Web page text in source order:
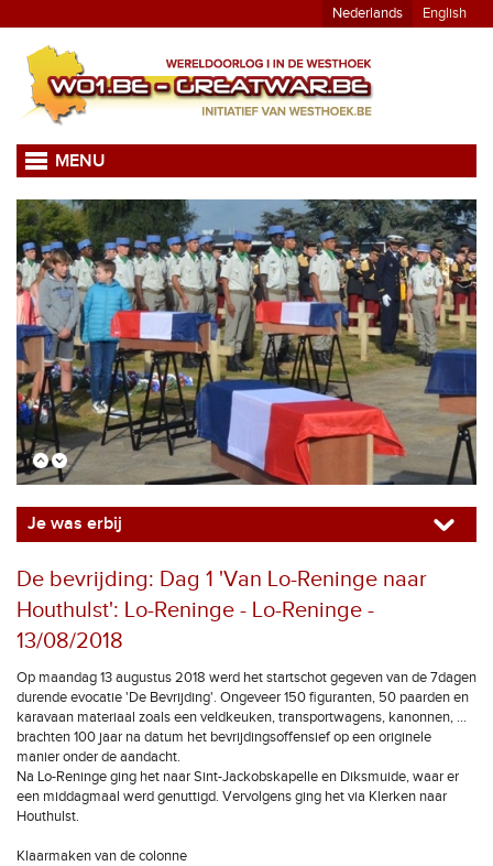
Nederlands English
MENU
Je was erbij
De bevrijding: Dag 1 'Van Lo-Reninge naar
Houthulst': Lo-Reninge - Lo-Reninge -
13/08/2018
Op maandag 13 augustus 2018 werd het startschot gegeven van de 7dagen
durende evocatie 'De Bevrijding'. Ongeveer 150 figuranten, 50 paarden en
karavaan materiaal zoals een veldkeuken, transportwagens, kanonnen, ...
brachten 100 jaar na datum het bevrijdingsoffensief op een originele
manier onder de aandacht.
Na Lo-Reninge ging het naar Sint-Jackobskapelle en Diksmuide, waar er
een middagmaal werd genuttigd. Vervolgens ging het via Klerken naar
Houthulst.
Klaarmaken van de colonne